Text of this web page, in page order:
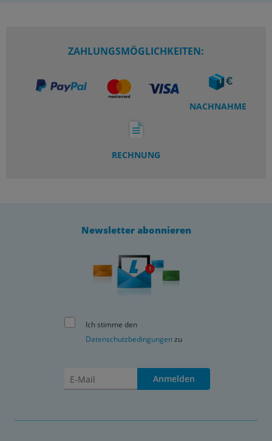
ZAHLUNGSMÖGLICHKEITEN:
NACHNAHME
RECHNUNG
Newsletter abonnieren
Ich stimme den
Datenschutzbedingungenzu
Anmelden